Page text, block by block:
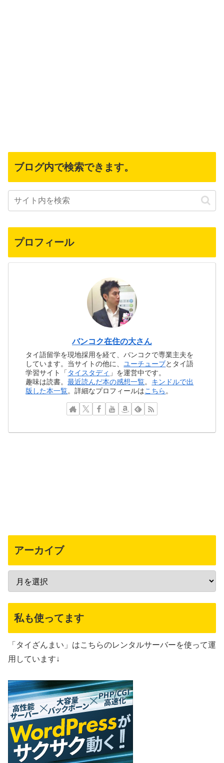
ブログ内で検索できます。
プロフィール
バンコク在住の大さん
タイ語留学を現地採用を経て、バンコクで専業主夫を
しています。当サイトの他に、 ユーチューブとタイ語
学習サイト「タイスタディ 」を運営中です。
趣味は読書。最近読んだ本の感想一覧。 キンドルで出
版した本一覧。詳細なプロフィールはこちら 。
アーカイブ
私も使ってます
「タイざんまい」はこちらのレンタルサーバーを使って運
用しています↓